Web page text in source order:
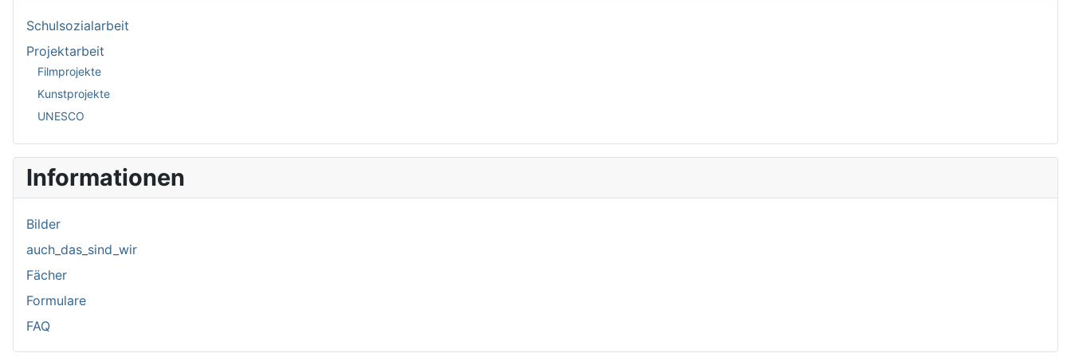
Schulsozialarbeit
Projektarbeit
Filmprojekte
Kunstprojekte
UNESCO
Informationen
Bilder
auch_das_sind_wir
Fächer
Formulare
FAQ